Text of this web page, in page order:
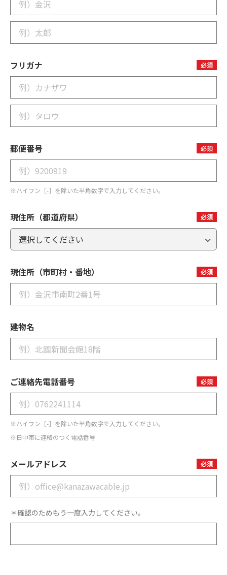
フリガナ 必須
郵便番号 必須
※ハイフン［-］を除いた半角数字で入力してください。
現住所（都道府県） 必須
現住所（市町村・番地） 必須
建物名
ご連絡先電話番号 必須
※ハイフン［-］を除いた半角数字で入力してください。
※日中帯に連絡のつく電話番号
メールアドレス 必須
＊確認のためもう一度入力してください。